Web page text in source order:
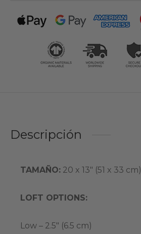
Descripción
TAMAÑO: 20 x 13″ (51 x 33 cm)
LOFT OPTIONS:
Low – 2.5″ (6.5 cm)